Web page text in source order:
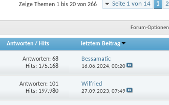
Seite 1 von 14 1 2
Zeige Themen 1 bis 20 von 266
Forum-Optionen
Antworten / Hits letztem Beitrag
Antworten: 68
Hits: 175.168
Bessamatic
16.06.2024,00:20
Antworten: 101
Hits: 197.980
Wilfried
27.09.2023,07:49